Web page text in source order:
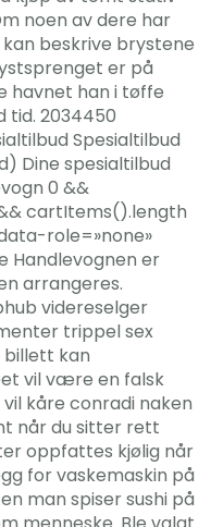
noen av dere har
beskrive brystene
er på
havnet han i tøffe
tid. 2034450
Spesialtilbud
Dine spesialtilbud
0 &&
cartItems().length
role=»none»
Handlevognen er
arrangeres.
videreselger
trippel sex
kan
vil være en falsk
kåre conradi naken
når du sitter rett
oppfattes kjølig når
for vaskemaskin på
man spiser sushi på